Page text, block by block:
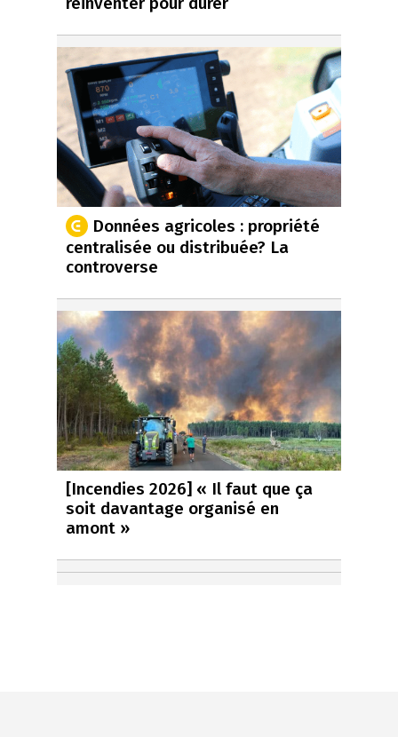
Données agricoles : propriété
centralisée ou distribuée? La
controverse
[Incendies 2026] « Il faut que ça
soit davantage organisé en
amont »